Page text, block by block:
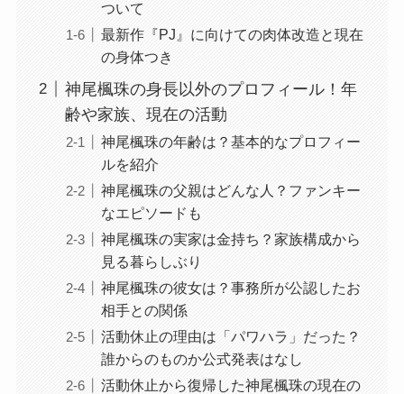
ついて
最新作『PJ』に向けての肉体改造と現在
の身体つき
神尾楓珠の身長以外のプロフィール！年
齢や家族、現在の活動
神尾楓珠の年齢は？基本的なプロフィー
ルを紹介
神尾楓珠の父親はどんな人？ファンキー
なエピソードも
神尾楓珠の実家は金持ち？家族構成から
見る暮らしぶり
神尾楓珠の彼女は？事務所が公認したお
相手との関係
活動休止の理由は「パワハラ」だった？
誰からのものか公式発表はなし
活動休止から復帰した神尾楓珠の現在の